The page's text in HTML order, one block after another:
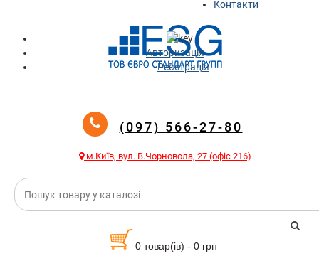
Контакти
Авторизація
Реєстрація
(097) 566-27-80
м.Київ, вул. В.Чорновола, 27 (офіс 216)
0 товар(ів) - 0 грн